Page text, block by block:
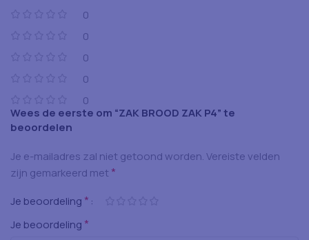
0
0
0
0
0
Wees de eerste om “ZAK BROOD ZAK P4” te
beoordelen
Je e-mailadres zal niet getoond worden.Vereiste velden
zijn gemarkeerd met *
Je beoordeling *
Je beoordeling *